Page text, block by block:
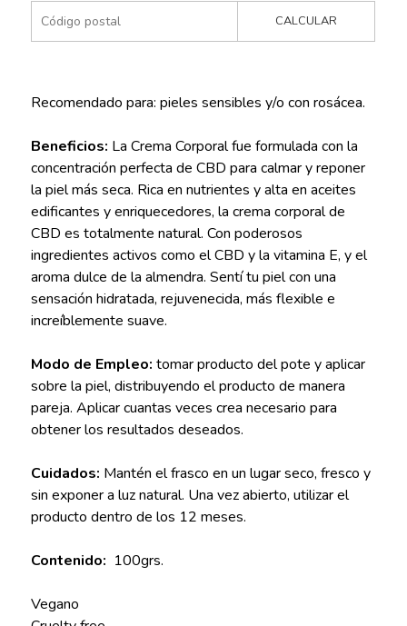
CALCULAR
Recomendado para: pieles sensibles y/o con rosácea.
Beneficios: La Crema Corporal fue formulada con la
concentración perfecta de CBD para calmar y reponer
la piel más seca. Rica en nutrientes y alta en aceites
edificantes y enriquecedores, la crema corporal de
CBD es totalmente natural. Con poderosos
ingredientes activos como el CBD y la vitamina E, y el
aroma dulce de la almendra. Sentí tu piel con una
sensación hidratada, rejuvenecida, más flexible e
increíblemente suave.
Modo de Empleo: tomar producto del pote y aplicar
sobre la piel, distribuyendo el producto de manera
pareja. Aplicar cuantas veces crea necesario para
obtener los resultados deseados.
Cuidados: Mantén el frasco en un lugar seco, fresco y
sin exponer a luz natural. Una vez abierto, utilizar el
producto dentro de los 12 meses.
Contenido: 100grs.
Vegano